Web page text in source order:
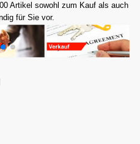
Artikel sowohl zum Kauf als auch
für Sie vor.